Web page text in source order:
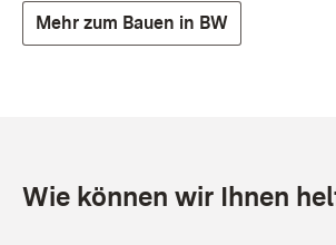
Mehr zum Bauen in BW
Wie können wir Ihnen